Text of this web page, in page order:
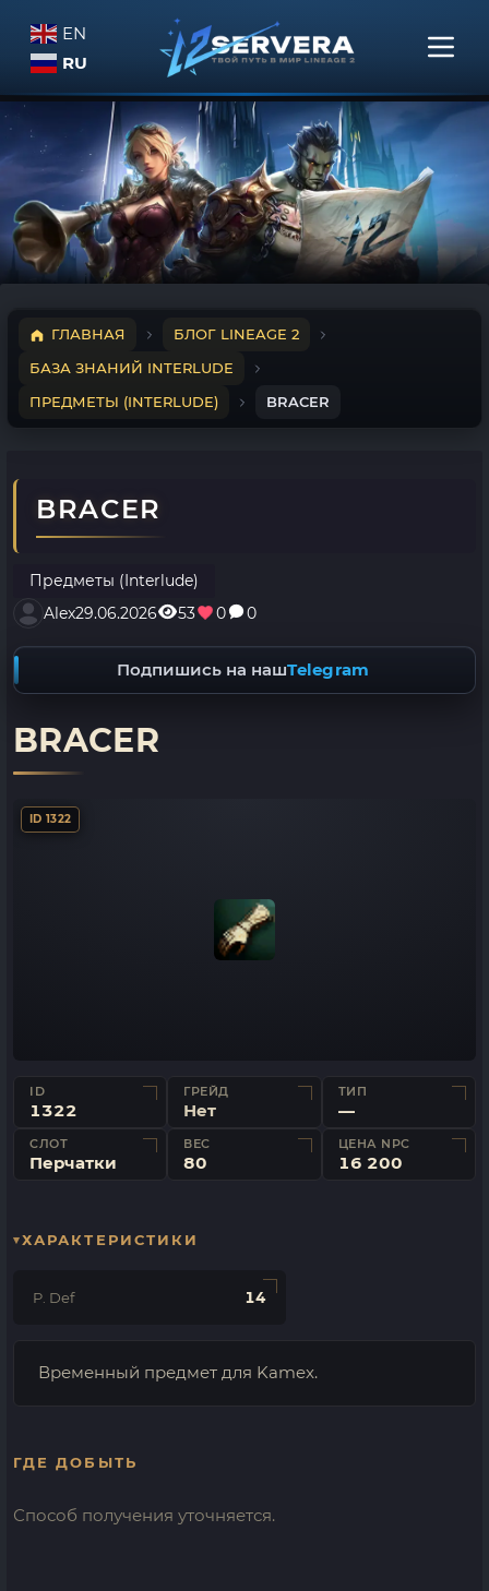
EN
RU
ГЛАВНАЯ
БЛОГ LINEAGE 2
БАЗА ЗНАНИЙ INTERLUDE
ПРЕДМЕТЫ (INTERLUDE)
BRACER
BRACER
Предметы (Interlude)
Alex29.06.2026 53 0 0
Подпишись на нашTelegram
BRACER
ID 1322
ID
1322
ГРЕЙД
Нет
ТИП
—
СЛОТ
Перчатки
ВЕС
80
ЦЕНА NPC
16 200
ХАРАКТЕРИСТИКИ
P. Def 14
Временный предмет для Kamex.
ГДЕ ДОБЫТЬ
Способ получения уточняется.